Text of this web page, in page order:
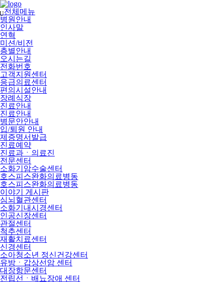
메
뉴
건
너
뛰
기
전체메뉴
병원안내
인사말
연혁
미션/비전
층별안내
오시는길
전화번호
고객지원센터
응급의료센터
편의시설안내
장례식장
진료안내
진료안내
병문안안내
입/퇴원 안내
제증명서발급
진료예약
진료과ㆍ의료진
전문센터
소화기암수술센터
호스피스완화의료병동
호스피스완화의료병동
이야기 게시판
심뇌혈관센터
소화기내시경센터
인공신장센터
관절센터
척추센터
재활치료센터
신경센터
소아청소년 정신건강센터
유방ㆍ갑상선암 센터
대장항문센터
전립선ㆍ배뇨장애 센터